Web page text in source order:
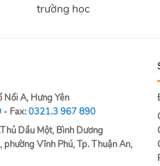
trường học
Nối A, Hưng Yên
- Fax:0321.3 967 890
Dầu Một, Bình Dương
Vĩnh Phú, Tp. Thuận An,